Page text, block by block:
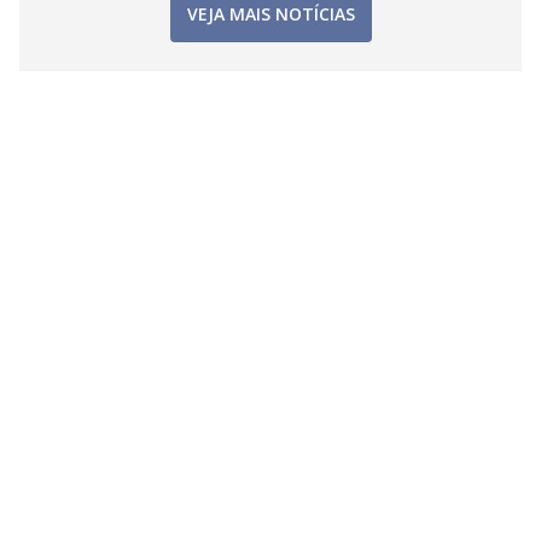
VEJA MAIS NOTÍCIAS